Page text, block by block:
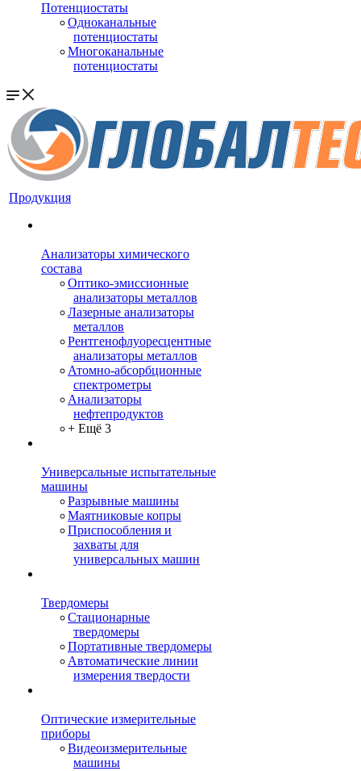
Потенциостаты
Одноканальные
потенциостаты
Многоканальные
потенциостаты
Продукция
Анализаторы химического
состава
Оптико-эмиссионные
анализаторы металлов
Лазерные анализаторы
металлов
Рентгенофлуоресцентные
анализаторы металлов
Атомно-абсорбционные
спектрометры
Анализаторы
нефтепродуктов
+ Ещё 3
Универсальные испытательные
машины
Разрывные машины
Маятниковые копры
Приспособления и
захваты для
универсальных машин
Твердомеры
Стационарные
твердомеры
Портативные твердомеры
Автоматические линии
измерения твердости
Оптические измерительные
приборы
Видеоизмерительные
машины